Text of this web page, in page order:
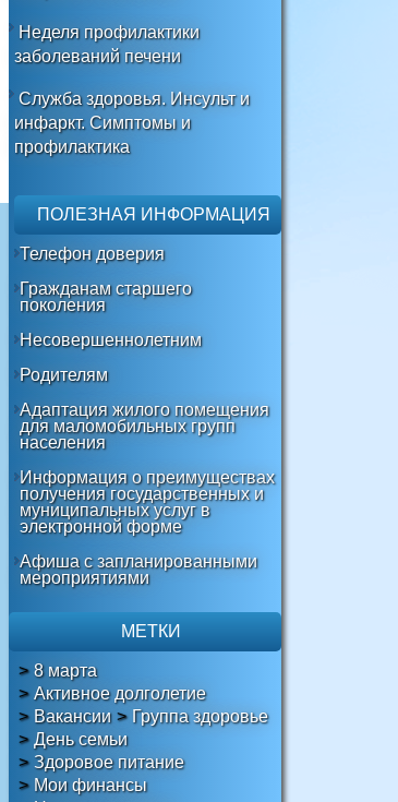
Неделя профилактики
заболеваний печени
Служба здоровья. Инсульт и
инфаркт. Симптомы и
профилактика
ПОЛЕЗНАЯ ИНФОРМАЦИЯ
Телефон доверия
Гражданам старшего
поколения
Несовершеннолетним
Родителям
Адаптация жилого помещения
для маломобильных групп
населения
Информация о преимуществах
получения государственных и
муниципальных услуг в
электронной форме
Афиша с запланированными
мероприятиями
МЕТКИ
8 марта
Активное долголетие
Вакансии
Группа здоровье
День семьи
Здоровое питание
Мои финансы